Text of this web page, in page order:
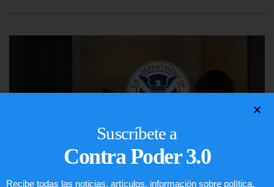
Suscríbete a
Contra Poder 3.0
Recibe todas las noticias, artículos, información sobre política,